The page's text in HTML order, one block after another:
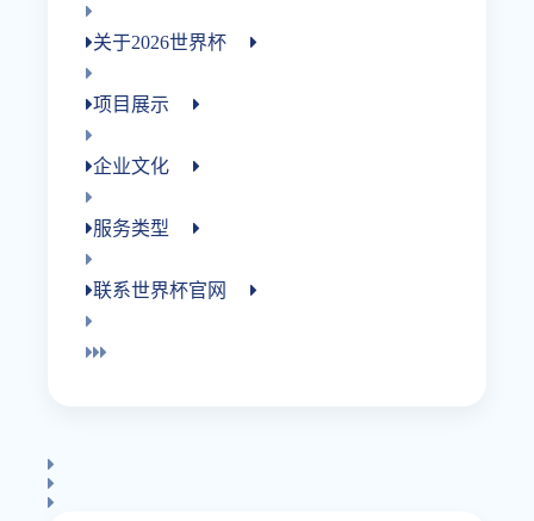
关于2026世界杯
项目展示
企业文化
服务类型
联系世界杯官网